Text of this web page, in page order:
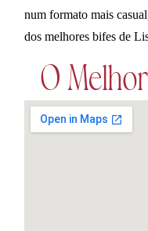
num formato mais
dos melhores bifes de
O